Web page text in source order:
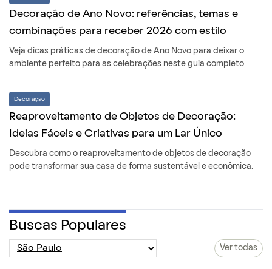
Decoração de Ano Novo: referências, temas e
combinações para receber 2026 com estilo
Veja dicas práticas de decoração de Ano Novo para deixar o
ambiente perfeito para as celebrações neste guia completo
Decoração
Reaproveitamento de Objetos de Decoração:
Ideias Fáceis e Criativas para um Lar Único
Descubra como o reaproveitamento de objetos de decoração
pode transformar sua casa de forma sustentável e econômica.
Buscas Populares
Ver todas